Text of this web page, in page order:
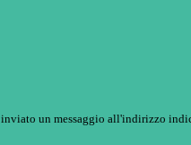
inviato un messaggio all'indirizzo